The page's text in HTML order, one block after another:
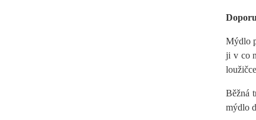
Mýdlo
ji v co
Běžná
mýdlo